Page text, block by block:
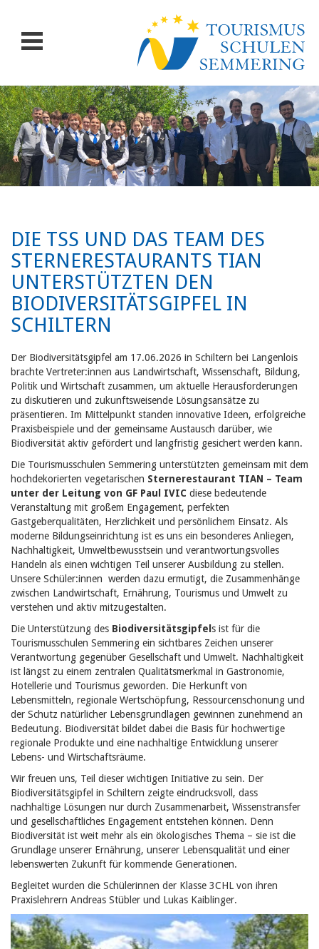
DIE TSS UND DAS TEAM DES
STERNERESTAURANTS TIAN
UNTERSTÜTZTEN DEN
BIODIVERSITÄTSGIPFEL IN
SCHILTERN
Der Biodiversitätsgipfel am 17.06.2026 in Schiltern bei Langenlois
brachte Vertreter:innen aus Landwirtschaft, Wissenschaft, Bildung,
Politik und Wirtschaft zusammen, um aktuelle Herausforderungen
zu diskutieren und zukunftsweisende Lösungsansätze zu
präsentieren. Im Mittelpunkt standen innovative Ideen, erfolgreiche
Praxisbeispiele und der gemeinsame Austausch darüber, wie
Biodiversität aktiv gefördert und langfristig gesichert werden kann.
Die Tourismusschulen Semmering unterstützten gemeinsam mit dem
hochdekorierten vegetarischen Sternerestaurant TIAN – Team
unter der Leitung von GF Paul IVIC diese bedeutende
Veranstaltung mit großem Engagement, perfekten
Gastgeberqualitäten, Herzlichkeit und persönlichem Einsatz. Als
moderne Bildungseinrichtung ist es uns ein besonderes Anliegen,
Nachhaltigkeit, Umweltbewusstsein und verantwortungsvolles
Handeln als einen wichtigen Teil unserer Ausbildung zu stellen.
Unsere Schüler:innen werden dazu ermutigt, die Zusammenhänge
zwischen Landwirtschaft, Ernährung, Tourismus und Umwelt zu
verstehen und aktiv mitzugestalten.
Die Unterstützung des Biodiversitätsgipfel s ist für die
Tourismusschulen Semmering ein sichtbares Zeichen unserer
Verantwortung gegenüber Gesellschaft und Umwelt. Nachhaltigkeit
ist längst zu einem zentralen Qualitätsmerkmal in Gastronomie,
Hotellerie und Tourismus geworden. Die Herkunft von
Lebensmitteln, regionale Wertschöpfung, Ressourcenschonung und
der Schutz natürlicher Lebensgrundlagen gewinnen zunehmend an
Bedeutung. Biodiversität bildet dabei die Basis für hochwertige
regionale Produkte und eine nachhaltige Entwicklung unserer
Lebens- und Wirtschaftsräume.
Wir freuen uns, Teil dieser wichtigen Initiative zu sein. Der
Biodiversitätsgipfel in Schiltern zeigte eindrucksvoll, dass
nachhaltige Lösungen nur durch Zusammenarbeit, Wissenstransfer
und gesellschaftliches Engagement entstehen können. Denn
Biodiversität ist weit mehr als ein ökologisches Thema – sie ist die
Grundlage unserer Ernährung, unserer Lebensqualität und einer
lebenswerten Zukunft für kommende Generationen.
Begleitet wurden die Schülerinnen der Klasse 3CHL von ihren
Praxislehrern Andreas Stübler und Lukas Kaiblinger.